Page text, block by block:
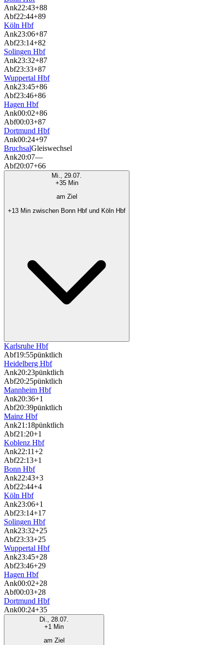
Ank22:43+88
Abf22:44+89
Köln Hbf
Ank23:06+87
Abf23:14+82
Solingen Hbf
Ank23:32+87
Abf23:33+87
Wuppertal Hbf
Ank23:45+86
Abf23:46+86
Hagen Hbf
Ank00:02+86
Abf00:03+87
Dortmund Hbf
Ank00:24+97
BruchsalGleiswechsel
Ank20:07—
Abf20:07+66
Mi., 29.07.
+35 Min
am Ziel
+13 Min zwischen Bonn Hbf und Köln Hbf
Karlsruhe Hbf
Abf19:55pünktlich
Heidelberg Hbf
Ank20:23pünktlich
Abf20:25pünktlich
Mannheim Hbf
Ank20:36+1
Abf20:39pünktlich
Mainz Hbf
Ank21:18pünktlich
Abf21:20+1
Koblenz Hbf
Ank22:11+2
Abf22:13+1
Bonn Hbf
Ank22:43+3
Abf22:44+4
Köln Hbf
Ank23:06+1
Abf23:14+17
Solingen Hbf
Ank23:32+25
Abf23:33+25
Wuppertal Hbf
Ank23:45+28
Abf23:46+29
Hagen Hbf
Ank00:02+28
Abf00:03+28
Dortmund Hbf
Ank00:24+35
Di., 28.07.
+1 Min
am Ziel